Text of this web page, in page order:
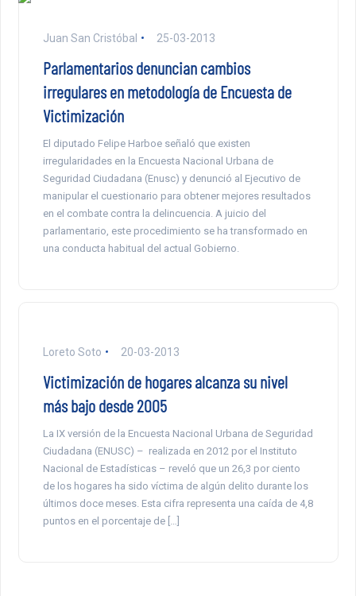
Juan San Cristóbal 25-03-2013
Parlamentarios denuncian cambios
irregulares en metodología de Encuesta de
Victimización
El diputado Felipe Harboe señaló que existen
irregularidades en la Encuesta Nacional Urbana de
Seguridad Ciudadana (Enusc) y denunció al Ejecutivo de
manipular el cuestionario para obtener mejores resultados
en el combate contra la delincuencia. A juicio del
parlamentario, este procedimiento se ha transformado en
una conducta habitual del actual Gobierno.
Loreto Soto 20-03-2013
Victimización de hogares alcanza su nivel
más bajo desde 2005
La IX versión de la Encuesta Nacional Urbana de Seguridad
Ciudadana (ENUSC) – realizada en 2012 por el Instituto
Nacional de Estadísticas – reveló que un 26,3 por ciento
de los hogares ha sido víctima de algún delito durante los
últimos doce meses. Esta cifra representa una caída de 4,8
puntos en el porcentaje de […]